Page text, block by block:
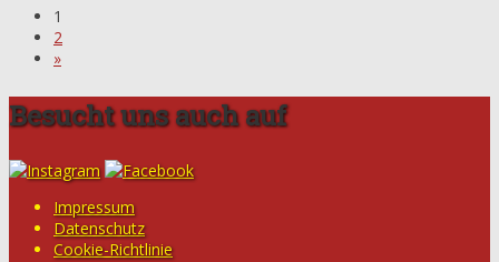
1
2
»
Besucht uns auch auf
Impressum
Datenschutz
Cookie-Richtlinie